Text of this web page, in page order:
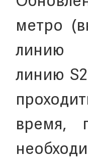
метро
линию
время,